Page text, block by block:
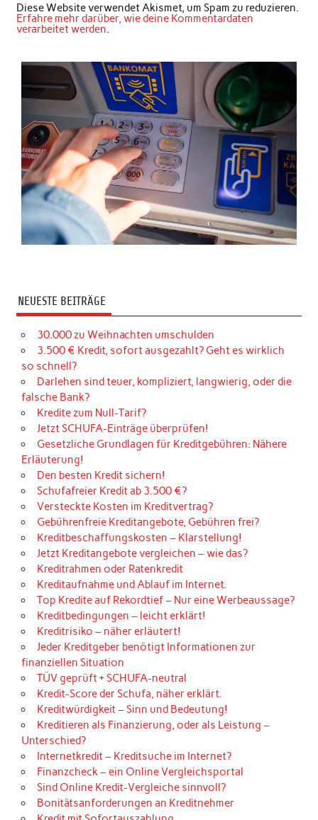
Diese Website verwendet Akismet, um Spam zu reduzieren.
Erfahre mehr darüber, wie deine Kommentardaten
verarbeitet werden.
NEUESTE BEITRÄGE
30.000 zu Weihnachten umschulden
3.500 € Kredit, sofort ausgezahlt? Geht es wirklich
so schnell?
Darlehen sind teuer, kompliziert, langwierig, oder die
falsche Bank?
Kredite zum Null-Tarif?
Jetzt SCHUFA-Einträge überprüfen!
Gesetzliche Grundlagen für Kreditgebühren: Nähere
Erläuterung!
Den besten Kredit sichern!
Schufafreier Kredit ab 3.500 €?
Versteckte Kosten im Kreditvertrag?
Gebührenfreie Kreditangebote, Gebühren frei?
Kreditbeschaffungskosten – Klarstellung!
Jetzt Kreditangebote vergleichen – wie das?
Kreditrahmen oder Ratenkredit
Kreditaufnahme und Ablauf im Internet.
Top Kredite auf Rekordtief – Nur eine Werbeaussage?
Kreditbedingungen – leicht erklärt!
Kreditrisiko – näher erläutert!
Jeder Kreditgeber benötigt Informationen zur
finanziellen Situation
TÜV geprüft + SCHUFA-neutral
Kredit-Score der Schufa, näher erklärt.
Kreditwürdigkeit – Sinn und Bedeutung!
Kreditieren als Finanzierung, oder als Leistung –
Unterschied?
Internetkredit – Kreditsuche im Internet?
Finanzcheck – ein Online Vergleichsportal
Sind Online Kredit-Vergleiche sinnvoll?
Bonitätsanforderungen an Kreditnehmer